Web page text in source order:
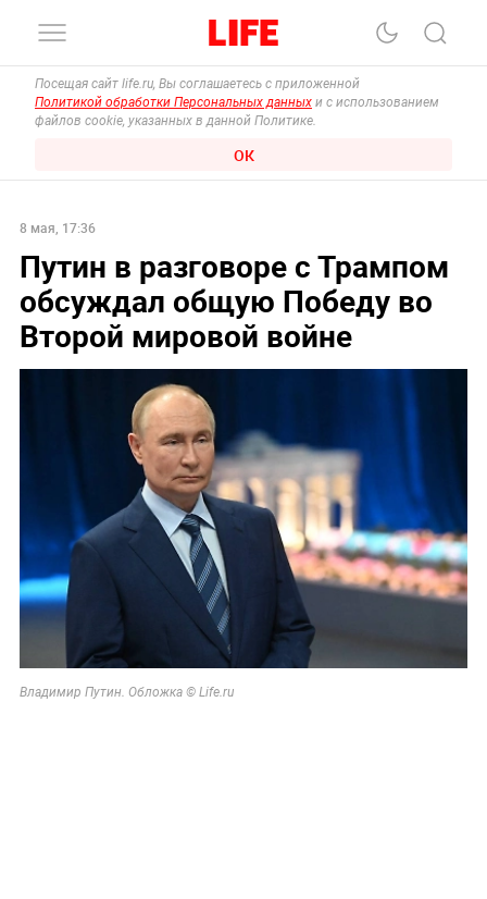
Посещая сайт life.ru, Вы соглашаетесь с приложенной
Политикой обработки Персональных данных и с использованием
файлов cookie, указанных в данной Политике.
ОК
8 мая, 17:36
Путин в разговоре с Трампом
обсуждал общую Победу во
Второй мировой войне
Владимир Путин. Обложка © Life.ru